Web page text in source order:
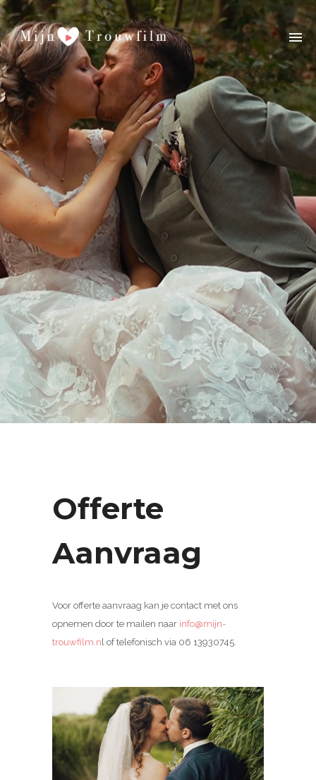
Offerte
Aanvraag
Voor offerte aanvraag kan je contact met ons
opnemen door te mailen naar info@mijn-
trouwfilm.nl of telefonisch via 06 13930745.